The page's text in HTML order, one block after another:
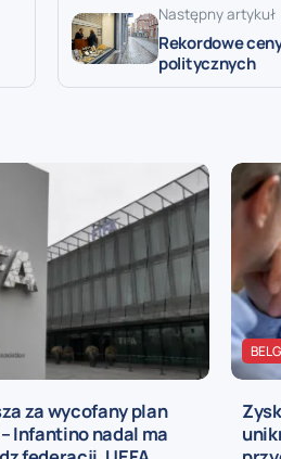
Następny artykuł
Rekordowe
politycznych
za wycofany plan
Infantino nadal ma